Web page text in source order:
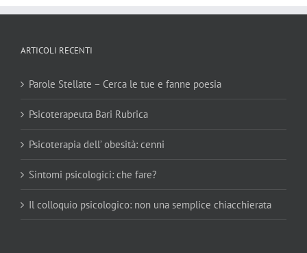
ARTICOLI RECENTI
Parole Stellate – Cerca le tue e fanne poesia
Psicoterapeuta Bari Rubrica
Psicoterapia dell’ obesità: cenni
Sintomi psicologici: che fare?
Il colloquio psicologico: non una semplice chiacchierata